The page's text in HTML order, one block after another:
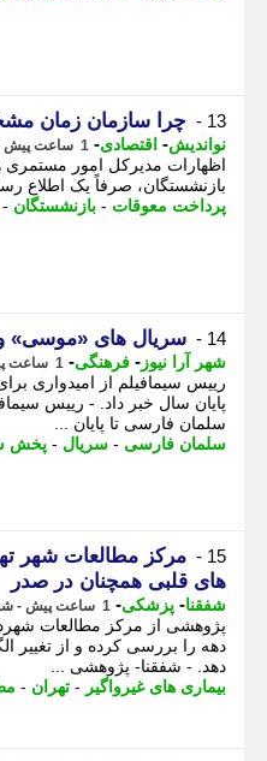
13 - چرا سازمان زمان
نواندیش- اقتصادی- 1 ساعت پیش - شنبه 17 مرداد 1405، 10:11
اظهارات مدیرکل امور مستمری
بازنشستگان، صرفاً یک اطلاع
پرداخت معوقات - بازنشستگان -
14 - سریال های «موسی»
شهر آرا نیوز - فرهنگی- 1 ساعت پیش - شنبه 17 مرداد 1405، 10:02
رییس سیمافیلم از امیدواری
پایان سال خبر داد. - رییس
سلمان فارسی تا پایان ...
سلمان فارسی - سریال - پخش
15 -
مرکز مطالعات شهر
های قلبی همچنان در صدر
شفقنا- پزشکی- 1 ساعت پیش - شنبه 17 مرداد 1405، 10:02
پژوهشی از مرکز مطالعات
دهه را بررسی کرده و از
دهد. - شفقنا- پژوهشی ...
بیماری های غیرواگیر - تهران -